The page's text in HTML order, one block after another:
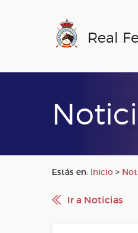
Real
Estás en: Inicio >
Ir a Noticias